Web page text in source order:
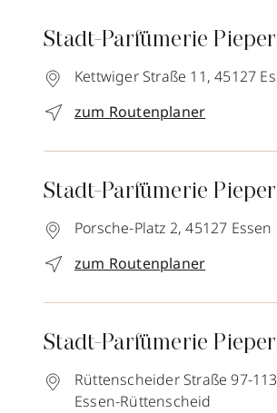
Stadt-Parfümerie Pieper
Kettwiger Straße 11, 45127
zum Routenplaner
Stadt-Parfümerie Pieper
Porsche-Platz 2, 45127 Essen
zum Routenplaner
Stadt-Parfümerie Pieper
Rüttenscheider Straße 97-
Essen-Rüttenscheid